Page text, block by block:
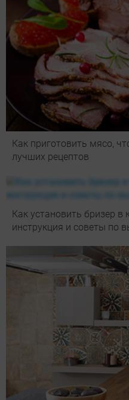
Как приготовить мясо,
лучших рецептов
Как установить бризер в
инструкция и советы по